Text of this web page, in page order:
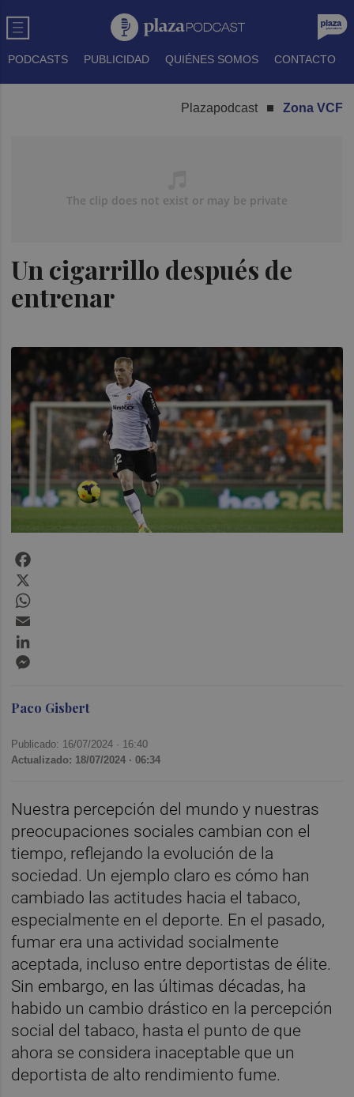
PODCASTS PUBLICIDAD QUIÉNES SOMOS CONTACTO
Plazapodcast Zona VCF
Un cigarrillo después de
entrenar
Paco Gisbert
Publicado: 16/07/2024 · 16:40
Actualizado: 18/07/2024 · 06:34
Nuestra percepción del mundo y nuestras
preocupaciones sociales cambian con el
tiempo, reflejando la evolución de la
sociedad. Un ejemplo claro es cómo han
cambiado las actitudes hacia el tabaco,
especialmente en el deporte. En el pasado,
fumar era una actividad socialmente
aceptada, incluso entre deportistas de élite.
Sin embargo, en las últimas décadas, ha
habido un cambio drástico en la percepción
social del tabaco, hasta el punto de que
ahora se considera inaceptable que un
deportista de alto rendimiento fume.